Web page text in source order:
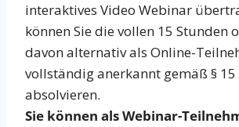
interaktives Video Webinar
können Sie die vollen 15 Stunden
davon alternativ als Online-
vollständig anerkannt gemäß § 15
absolvieren.
Sie können als Webinar-